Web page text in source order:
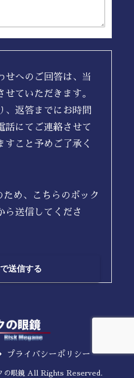
せへのご回答は、当
ていただきます。
、返答までにお時間
話にてご連絡させて
すこと予めご了承く
め、こちらのボック
ら送信してくださ
プライバシーポリシー
の眼鏡 All Rights Reserved.